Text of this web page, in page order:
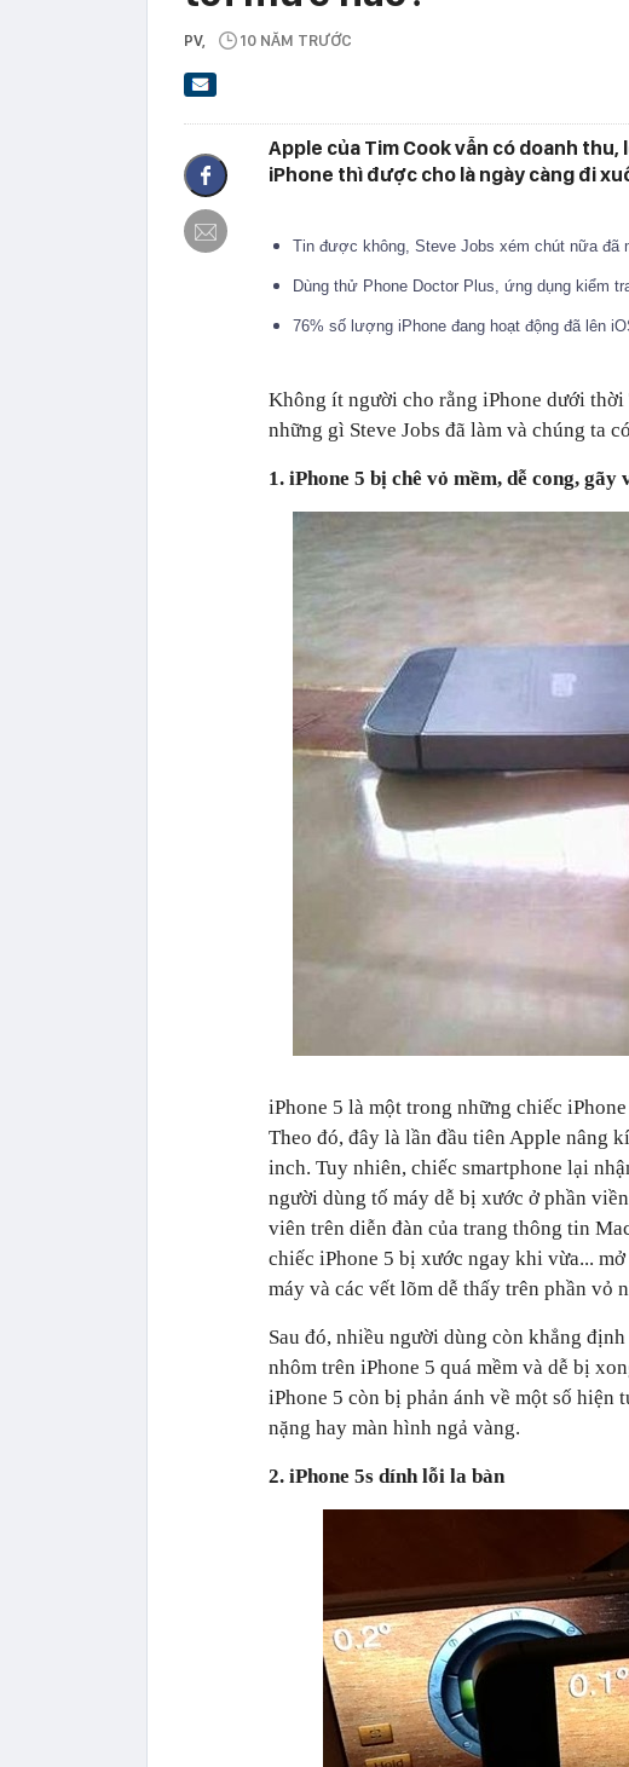
PV, 10 NĂM TRƯỚC
Apple của Tim Cook vẫn có doanh
iPhone thì được cho là ngày càng đi
Tin được không, Steve Jobs xém chút nữa đã
Dùng thử Phone Doctor Plus, ứng dụng kiểm
76% số lượng iPhone đang hoạt động đã lên
Không ít người cho rằng iPhone dưới
những gì Steve Jobs đã làm và chúng ta
1. iPhone 5 bị chê vỏ mềm, dễ cong, gãy
iPhone 5 là một trong những chiếc
Theo đó, đây là lần đầu tiên Apple nâng
inch. Tuy nhiên, chiếc smartphone lại
người dùng tố máy dễ bị xước ở phần
viên trên diễn đàn của trang thông tin
chiếc iPhone 5 bị xước ngay khi vừa...
máy và các vết lõm dễ thấy trên phần vỏ
Sau đó, nhiều người dùng còn khẳng
nhôm trên iPhone 5 quá mềm và dễ bị
iPhone 5 còn bị phản ánh về một số hiện
nặng hay màn hình ngả vàng.
2. iPhone 5s dính lỗi la bàn